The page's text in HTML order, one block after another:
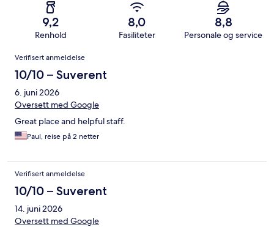
9,2
Renhold
8,0
Fasiliteter
8,8
Personale og service
Anmeldelser
Verifisert anmeldelse
10/10 – Suverent
6. juni 2026
Oversett med Google
Great place and helpful staff.
Paul, reise på 2 netter
Verifisert anmeldelse
10/10 – Suverent
14. juni 2026
Oversett med Google